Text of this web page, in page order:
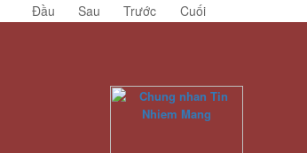
Đầu Sau Trước Cuối